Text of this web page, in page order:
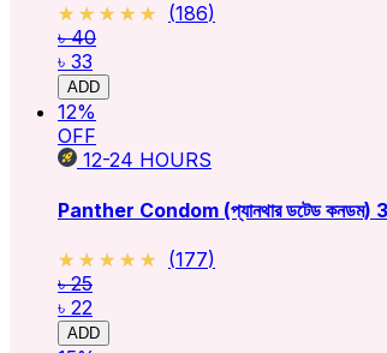
★★★★★
★★★★★ (186)
৳ 40
৳ 33
ADD
12%
OFF
12-24 HOURS
Panther Condom (প্যানথার ডটেড
★★★★★
★★★★★ (177)
৳ 25
৳ 22
ADD